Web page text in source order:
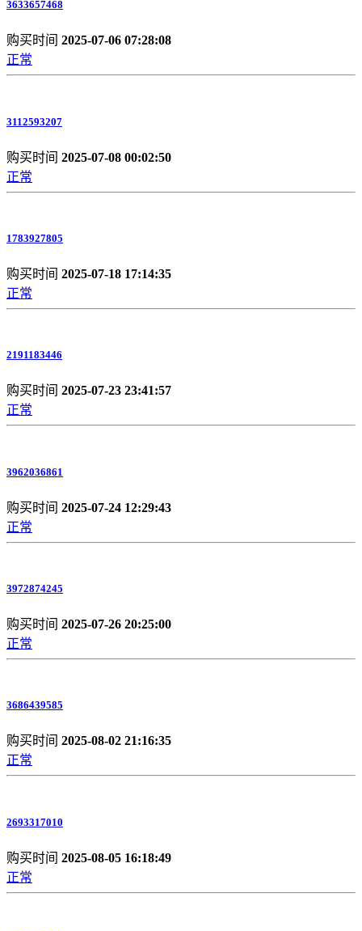
3633657468
购买时间 2025-07-06 07:28:08
正常
3112593207
购买时间 2025-07-08 00:02:50
正常
1783927805
购买时间 2025-07-18 17:14:35
正常
2191183446
购买时间 2025-07-23 23:41:57
正常
3962036861
购买时间 2025-07-24 12:29:43
正常
3972874245
购买时间 2025-07-26 20:25:00
正常
3686439585
购买时间 2025-08-02 21:16:35
正常
2693317010
购买时间 2025-08-05 16:18:49
正常